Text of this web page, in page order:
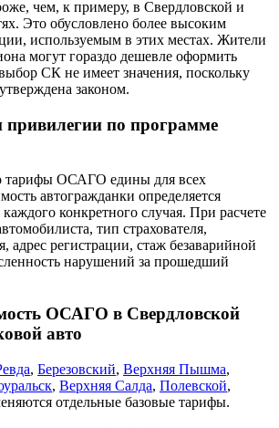
чем, к примеру, в Свердловской и
Это обусловлено более высоким
используемым в этих местах. Жители
могут гораздо дешевле оформить
СК не имеет значения, поскольку
законом.
привилегии по программе
тарифы ОСАГО едины для всех
автогражданки определяется
конкретного случая. При расчете
тип страхователя,
адрес регистрации, стаж безаварийной
нарушений за прошедший
ОСАГО в Свердловской
авто
, Березовский, Верхняя Пышма,
, Верхняя Салда, Полевской,
отдельные базовые тарифы.